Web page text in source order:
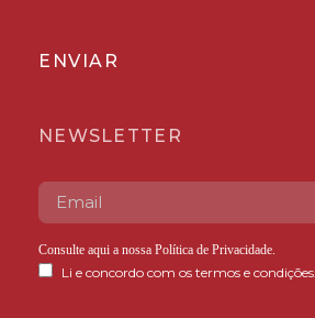
ENVIAR
NEWSLETTER
Consulte aqui a nossa Política de Privacidade.
Li e concordo com os termos e condições.